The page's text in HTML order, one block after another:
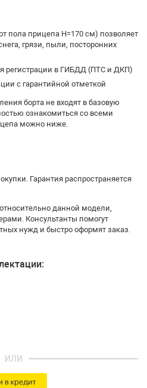
пола прицепа H=170 см) позволяет
грязи, пыли, посторонних
регистрации в ГИБДД (ПТС и ДКП)
с гарантийной отметкой
борта не входят в базовую
ознакомиться со всеми
можно ниже.
Гарантия распространяется
данной модели,
Консультанты помогут
нужд и быстро оформят заказ.
ИЛИ